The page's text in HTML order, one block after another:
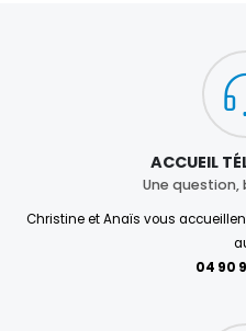
ACCUEIL
Une question,
Christine et Anaïs vous
04 90